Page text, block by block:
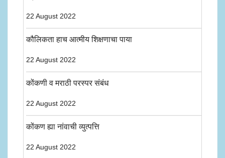
22 August 2022
कौलिकता हाच आत्मीय शिक्षणाचा पाया
22 August 2022
कोंकणी व मराठी परस्पर संबंध
22 August 2022
कोंकण ह्या नांवाची व्युत्पत्ति
22 August 2022